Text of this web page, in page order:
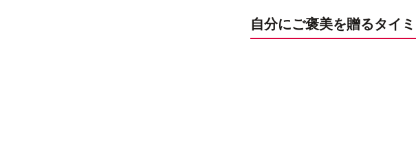
自分にご褒美を贈るタイ